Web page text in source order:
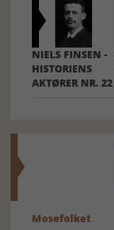
NIELS FINSEN -
HISTORIENS
AKTØRER NR. 22
Mosefolket